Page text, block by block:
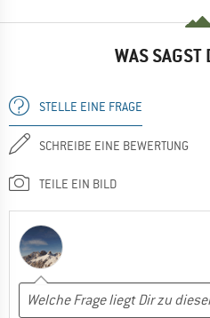
WAS
STELLE EINE FRAGE
SCHREIBE EINE BEWERTUNG
TEILE EIN BILD